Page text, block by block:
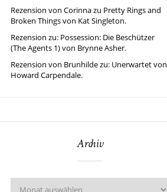
Rezension von Corinna zu Pretty Rings and
Broken Things von Kat Singleton.
Rezension zu: Possession: Die Beschützer
(The Agents 1) von Brynne Asher.
Rezension von Brunhilde zu: Unerwartet von
Howard Carpendale.
Archiv